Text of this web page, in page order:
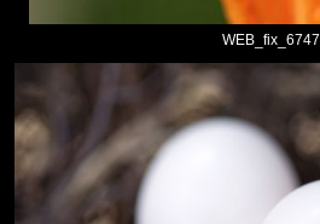
WEB_fix_6747